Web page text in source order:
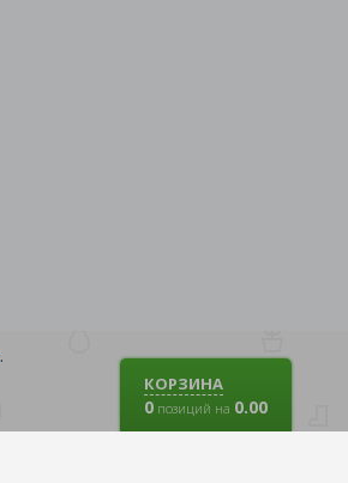
КОРЗИНА
0 позиций на 0.00
.